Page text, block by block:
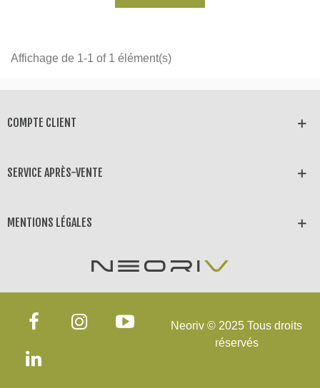
Affichage de 1-1 of 1 élément(s)
COMPTE CLIENT
SERVICE APRÈS-VENTE
MENTIONS LÉGALES
Neoriv © 2025 Tous droits
réservés